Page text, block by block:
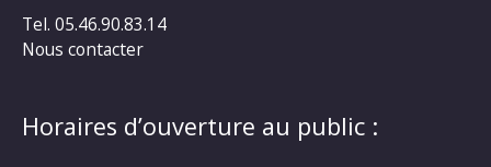
Tel. 05.46.90.83.14
Nous contacter
Horaires d’ouverture au public :